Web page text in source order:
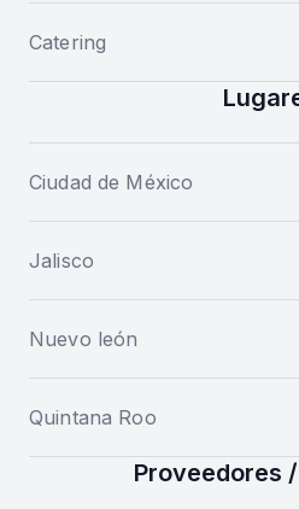
Catering
Ciudad de México
Jalisco
Nuevo león
Quintana Roo
Proveedores